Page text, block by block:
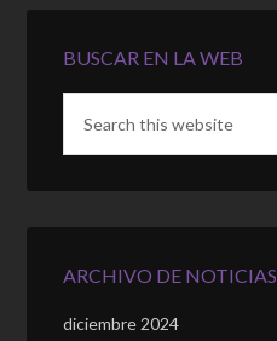
BUSCAR EN LA WEB
ARCHIVO DE NOTICIAS
diciembre 2024